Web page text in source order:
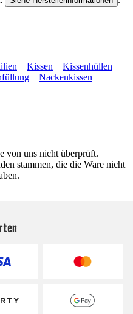
Kissen
Kissenhüllen
Nackenkissen
von uns nicht überprüft.
stammen, die die Ware nicht